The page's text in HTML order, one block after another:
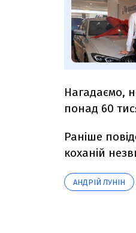
Нагадаємо,
понад 60
Раніше
коханій
АНДРІЙ ЛУНІН